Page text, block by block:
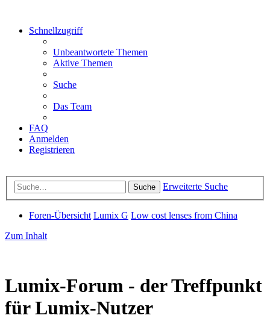
Schnellzugriff
Unbeantwortete Themen
Aktive Themen
Suche
Das Team
FAQ
Anmelden
Registrieren
Suche Erweiterte Suche
Foren-Übersicht Lumix G Low cost lenses from China
Zum Inhalt
Lumix-Forum - der Treffpunkt
für Lumix-Nutzer